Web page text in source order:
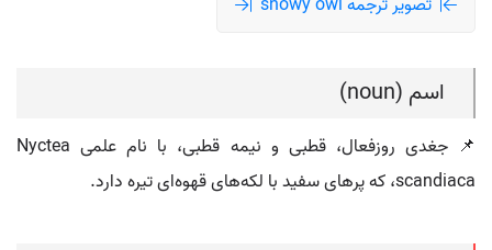
اسم (noun)
📌 جغدی روزفعال، قطبی و نیمه قطبی، با نام علمی Nyctea
scandiaca، که پرهای سفید با لکه‌های قهوه‌ای تیره دارد.